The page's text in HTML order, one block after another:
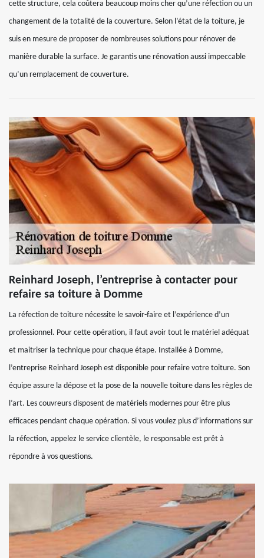
cette structure, cela coûtera beaucoup moins cher qu’une réfection ou un
changement de la totalité de la couverture. Selon l’état de la toiture, je
suis en mesure de proposer de nombreuses solutions pour rénover de
manière durable la surface. Je garantis une rénovation aussi impeccable
qu’un remplacement de couverture.
Reinhard Joseph, l’entreprise à contacter pour
refaire sa toiture à Domme
La réfection de toiture nécessite le savoir-faire et l’expérience d’un
professionnel. Pour cette opération, il faut avoir tout le matériel adéquat
et maitriser la technique pour chaque étape. Installée à Domme,
l’entreprise Reinhard Joseph est disponible pour refaire votre toiture. Son
équipe assure la dépose et la pose de la nouvelle toiture dans les règles de
l’art. Les couvreurs disposent de matériels modernes pour être plus
efficaces pendant chaque opération. Si vous voulez plus d’informations sur
la réfection, appelez le service clientèle, le responsable est prêt à
répondre à vos questions.